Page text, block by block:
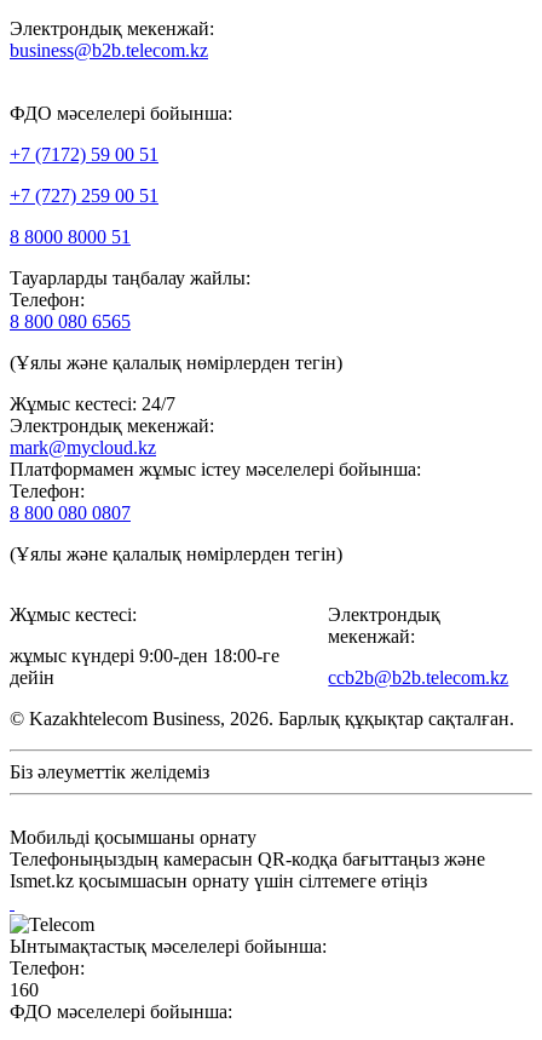
Электрондық мекенжай:
business@b2b.telecom.kz
ФДО мәселелері бойынша:
+7 (7172) 59 00 51
+7 (727) 259 00 51
8 8000 8000 51
Тауарларды таңбалау жайлы:
Телефон:
8 800 080 6565
(Ұялы және қалалық нөмірлерден тегін)
Жұмыс кестесі: 24/7
Электрондық мекенжай:
mark@mycloud.kz
Платформамен жұмыс істеу мәселелері бойынша:
Телефон:
8 800 080 0807
(Ұялы және қалалық нөмірлерден тегін)
Жұмыс кестесі:
жұмыс күндері 9:00-ден 18:00-ге
дейін
Электрондық
мекенжай:
ccb2b@b2b.telecom.kz
© Kazakhtelecom Business, 2026. Барлық құқықтар сақталған.
Біз әлеуметтік желідеміз
Мобильді қосымшаны орнату
Телефоныңыздың камерасын QR-кодқа бағыттаңыз және
Ismet.kz қосымшасын орнату үшін сілтемеге өтіңіз
Ынтымақтастық мәселелері бойынша:
Телефон:
160
ФДО мәселелері бойынша: